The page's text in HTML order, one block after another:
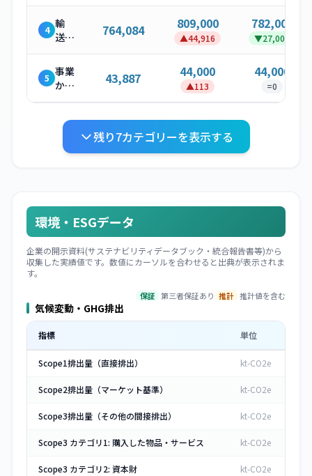
エネ
ルギ
ー関
連活
動
4 輸
送・
配送
（上
流）
764,084 809,000
▲44,916
782,000
▼27,000
5 事業
から
発生
廃棄
43,887 44,000
▲113
44,000
=0
残り7カテゴリーを表示する
環境・ESGデータ
企業の開示資料(サステナビリティデータブック・統合報告書等)から
収集した実績値です。数値にカーソルを合わせると出典が表示されま
す。
保証 第三者保証あり 推計 推計値を含む
気候変動・GHG排出
指標 単位
Scope1排出量（直接排出） kt-CO2e
Scope2排出量（マーケット基準） kt-CO2e
Scope3排出量（その他の間接排出） kt-CO2e
Scope3 カテゴリ1: 購入した物品・サービス kt-CO2e
Scope3 カテゴリ2: 資本財 kt-CO2e